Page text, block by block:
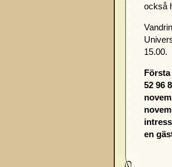
också
15.00.
52 96
en